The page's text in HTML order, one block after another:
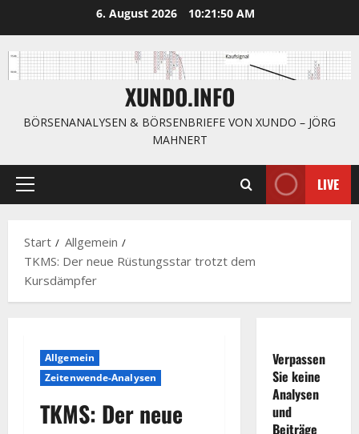
springen
6. August 2026 10:21:51 AM
XUNDO.INFO
BÖRSENANALYSEN & BÖRSENBRIEFE VON XUNDO – JÖRG
MAHNERT
Primäres
LIVE
Start
Allgemein
TKMS: Der neue Rüstungsstar trotzt dem
Kursdämpfer
Allgemein
Zeitenwende-Analysen
TKMS: Der neue
Verpassen
Sie keine
Analysen
und
Beiträge